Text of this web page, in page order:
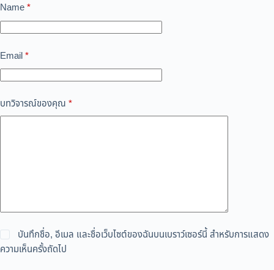
Name*
Email*
บทวิจารณ์ของคุณ *
บันทึกชื่อ, อีเมล และชื่อเว็บไซต์ของฉันบนเบราว์เซอร์นี้ สำหรับการแสดง
ความเห็นครั้งถัดไป